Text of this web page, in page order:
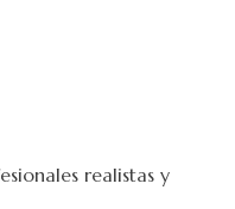
realistas y